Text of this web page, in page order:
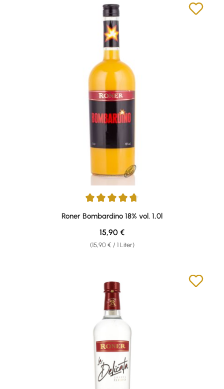
Durchschnittliche Bewertung von 4.8 von 5 Sternen
Roner Bombardino 18% vol. 1,0l
(15,90 € / 1 Liter)
Regulärer Preis:
15,90 €